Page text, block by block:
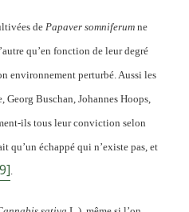
de Papaver somniferumne
qu’en fonction de leur degré
environnement perturbé. Aussi les
Buschan, Johannes Hoops,
ils tous leur conviction selon
qu’un échappé qui n’existe pas, et
.